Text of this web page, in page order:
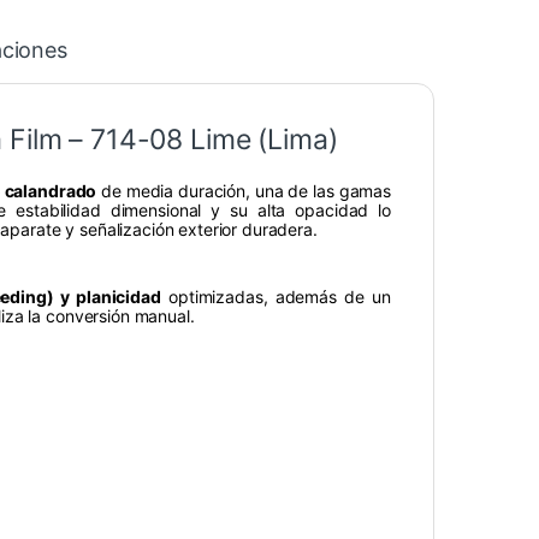
– 714-08 Lime (Lima)
de media duración, una de las gamas
estabilidad dimensional y su alta opacidad lo
y señalización exterior duradera.
y planicidad optimizadas, además de un
la conversión manual.